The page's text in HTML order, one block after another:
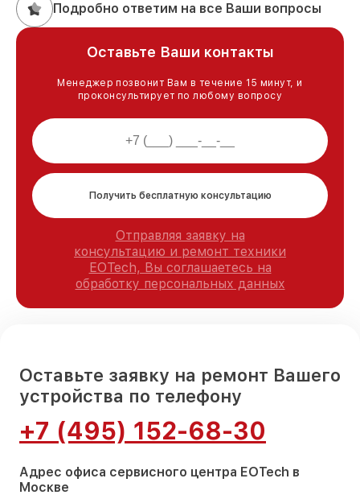
Подробно ответим на все Ваши вопросы
Оставьте Ваши контакты
Менеджер позвонит Вам в течение 15 минут, и
проконсультирует по любому вопросу
Получить бесплатную консультацию
Отправляя заявку на
консультацию и ремонт техники
EOTech, Вы соглашаетесь на
обработку персональных данных
Оставьте заявку на ремонт Вашего
устройства по телефону
+7 (495) 152-68-30
Адрес офиса сервисного центра EOTech в
Москве